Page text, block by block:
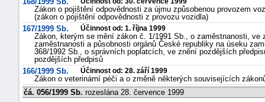
Zákon o pojištění odpovědnosti za újmu způsobenou provozem
(zákon o pojištění odpovědnosti z provozu vozidla)
167/1999 Sb.
Účinnost od: 1. října 1999
Zákon, kterým se mění zákon č. 1/1991 Sb., o zaměstnanosti,
zaměstnanosti a působnosti orgánů České republiky na úseku
368/1992 Sb., o správních poplatcích, ve znění pozdějších
pozdějších předpisů
166/1999 Sb.
Účinnost od: 28. září 1999
Zákon o veterinární péči a o změně některých souvisejících
čá. 056/1999 Sb. rozeslána 28. července 1999